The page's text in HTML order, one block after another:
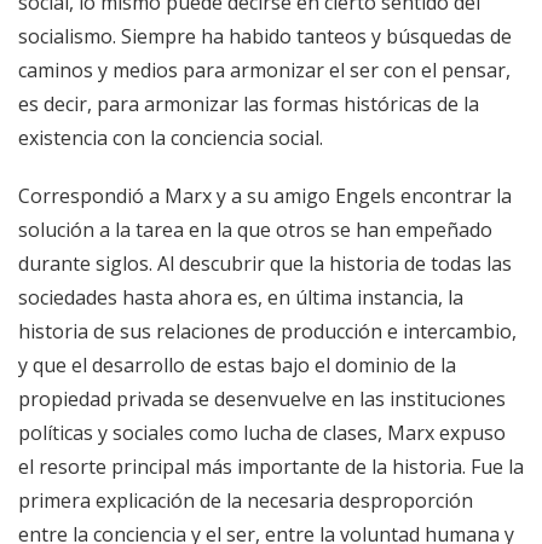
socialismo. Siempre ha habido tanteos y búsquedas de
caminos y medios para armonizar el ser con el pensar,
es decir, para armonizar las formas históricas de la
existencia con la conciencia social.
Correspondió a Marx y a su amigo Engels encontrar la
solución a la tarea en la que otros se han empeñado
durante siglos. Al descubrir que la historia de todas las
sociedades hasta ahora es, en última instancia, la
historia de sus relaciones de producción e intercambio,
y que el desarrollo de estas bajo el dominio de la
propiedad privada se desenvuelve en las instituciones
políticas y sociales como lucha de clases, Marx expuso
el resorte principal más importante de la historia. Fue la
primera explicación de la necesaria desproporción
entre la conciencia y el ser, entre la voluntad humana y